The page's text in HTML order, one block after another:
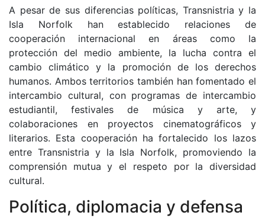
A pesar de sus diferencias políticas, Transnistria y la
Isla Norfolk han establecido relaciones de
cooperación internacional en áreas como la
protección del medio ambiente, la lucha contra el
cambio climático y la promoción de los derechos
humanos. Ambos territorios también han fomentado el
intercambio cultural, con programas de intercambio
estudiantil, festivales de música y arte, y
colaboraciones en proyectos cinematográficos y
literarios. Esta cooperación ha fortalecido los lazos
entre Transnistria y la Isla Norfolk, promoviendo la
comprensión mutua y el respeto por la diversidad
cultural.
Política, diplomacia y defensa